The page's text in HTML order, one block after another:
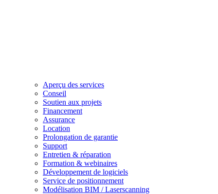
Aperçu des services
Conseil
Soutien aux projets
Financement
Assurance
Location
Prolongation de garantie
Support
Entretien & réparation
Formation & webinaires
Développement de logiciels
Service de positionnement
Modélisation BIM / Laserscanning